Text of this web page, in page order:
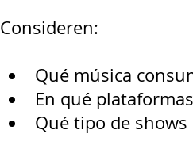
Consideren:
Qué música
En qué
Qué tipo de